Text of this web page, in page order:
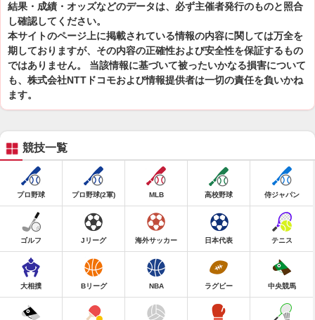
結果・成績・オッズなどのデータは、必ず主催者発行のものと照合
し確認してください。
本サイトのページ上に掲載されている情報の内容に関しては万全を
期しておりますが、その内容の正確性および安全性を保証するもの
ではありません。 当該情報に基づいて被ったいかなる損害について
も、株式会社NTTドコモおよび情報提供者は一切の責任を負いかね
ます。
競技一覧
プロ野球 プロ野球(2軍) MLB 高校野球 侍ジャパン
ゴルフ Jリーグ 海外サッカー 日本代表 テニス
大相撲 Bリーグ NBA ラグビー 中央競馬